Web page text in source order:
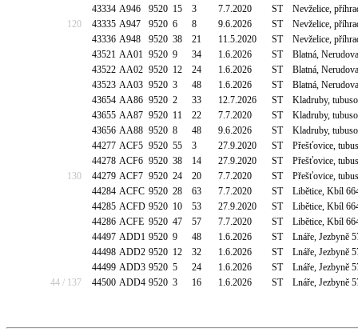
43334 A946 9520 15 3 7.7.2020 ST
Nevželice,
120
43335 A947 9520 6 8 9.6.2026 ST
Nevželice,
43336 A948 9520 38 21 11.5.2020 ST
Nevželice,
43521 AA01 9520 9 34 1.6.2026 ST
Blatná,
43522 AA02 9520 12 24 1.6.2026 ST
Blatná,
43523 AA03 9520 3 48 1.6.2026 ST
Blatná,
43654 AA86 9520 2 33 12.7.2026 ST
Kladruby,
43655 AA87 9520 11 22 7.7.2020 ST
Kladruby,
43656 AA88 9520 8 48 9.6.2026 ST
Kladruby,
44277 ACF5 9520 55 3 27.9.2020 ST
Přešťovice,
44278 ACF6 9520 38 14 27.9.2020 ST
Přešťovice,
130
44279 ACF7 9520 24 20 7.7.2020 ST
Přešťovice,
44284 ACFC 9520 28 63 7.7.2020 ST
Libětice, Kbíl
44285 ACFD 9520 10 53 27.9.2020 ST
Libětice, Kbíl
44286 ACFE 9520 47 57 7.7.2020 ST
Libětice, Kbíl
44497 ADD1 9520 9 48 1.6.2026 ST
Lnáře, Jezbyně
44498 ADD2 9520 12 32 1.6.2026 ST
Lnáře, Jezbyně
44499 ADD3 9520 5 24 1.6.2026 ST
Lnáře, Jezbyně
44 / 137
44500 ADD4 9520 3 16 1.6.2026 ST Lnáře, Jezbyně